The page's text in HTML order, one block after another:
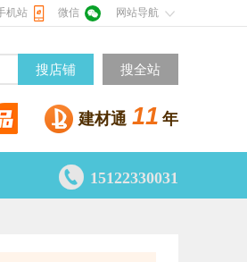
机站 微信 网站导航
搜店铺 搜全站
建材通 11 年
 15122330031